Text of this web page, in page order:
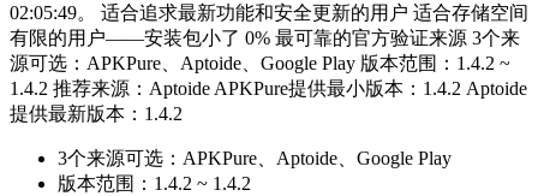
02:05:49。 适合追求最新功能和安全更新的用户 适合存储空间
有限的用户——安装包小了 0% 最可靠的官方验证来源 3个来
源可选：APKPure、Aptoide、Google Play 版本范围：1.4.2 ~
1.4.2 推荐来源：Aptoide APKPure提供最小版本：1.4.2 Aptoide
提供最新版本：1.4.2
3个来源可选：APKPure、Aptoide、Google Play
版本范围：1.4.2 ~ 1.4.2